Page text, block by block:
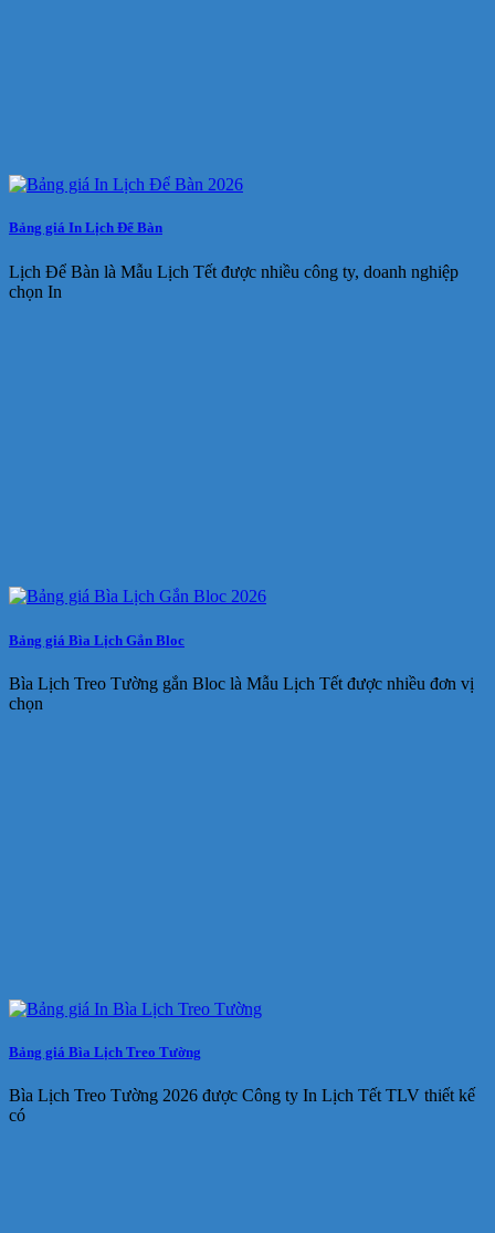
Bảng giá In Lịch Để Bàn
Lịch Để Bàn là Mẫu Lịch Tết được nhiều công ty, doanh nghiệp
chọn In
Bảng giá Bìa Lịch Gắn Bloc
Bìa Lịch Treo Tường gắn Bloc là Mẫu Lịch Tết được nhiều đơn vị
chọn
Bảng giá Bìa Lịch Treo Tường
Bìa Lịch Treo Tường 2026 được Công ty In Lịch Tết TLV thiết kế
có